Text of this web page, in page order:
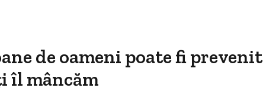
de oameni poate fi
îl mâncăm